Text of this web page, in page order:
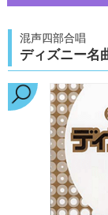
混声四部合唱
ディズニー名